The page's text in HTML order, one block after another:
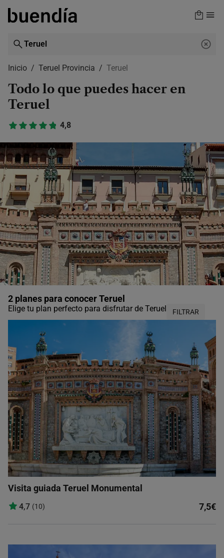
Skip
content
Inicio Teruel Provincia Teruel
Todo lo que puedes hacer en
Teruel
4,8
2 planes para conocer Teruel
Elige tu plan perfecto para disfrutar de Teruel FILTRAR
Visita guiada Teruel Monumental
4,7 (10) 7,5€